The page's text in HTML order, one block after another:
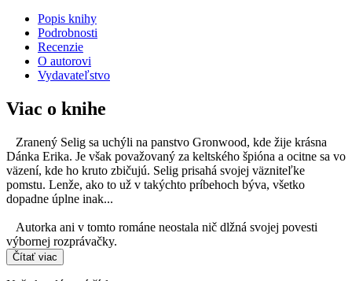
Popis knihy
Podrobnosti
Recenzie
O autorovi
Vydavateľstvo
Viac o knihe
Zranený Selig sa uchýli na panstvo Gronwood, kde žije krásna
Dánka Erika. Je však považovaný za keltského špióna a ocitne sa vo
väzení, kde ho kruto zbičujú. Selig prisahá svojej väzniteľke
pomstu. Lenže, ako to už v takýchto príbehoch býva, všetko
dopadne úplne inak...
Autorka ani v tomto románe neostala nič dlžná svojej povesti
výbornej rozprávačky.
Čítať viac